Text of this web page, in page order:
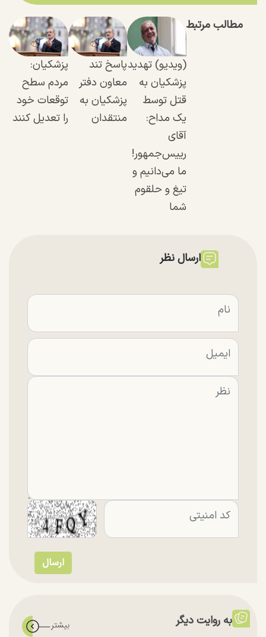
مطالب مرتبط
(ویدیو) تهدید
پزشکیان به
قتل توسط
یک مداح:
آقای
رییس‌جمهور!
ما می‌دانیم و
تیغ و حلقوم
شما
پاسخ تند
معاون دفتر
پزشکیان به
منتقدان
پزشکیان:
مردم سطح
توقعات خود
را تعدیل کنند
ارسال نظر
به روایت دیگر